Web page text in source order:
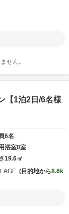
せん。
【1泊2日/6名様
6名
浴室0室
19.6㎡
目的地から8.6k